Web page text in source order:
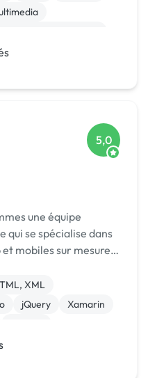
5,0
une équipe
qui se spécialise dans
mobiles sur mesure.
pour divers
XML
jQuery
Xamarin